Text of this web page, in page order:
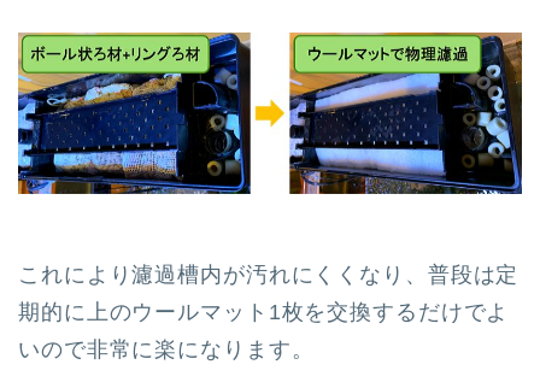
これにより濾過槽内が汚れにくくなり、普段は定
期的に上のウールマット1枚を交換するだけでよ
いので非常に楽になります。